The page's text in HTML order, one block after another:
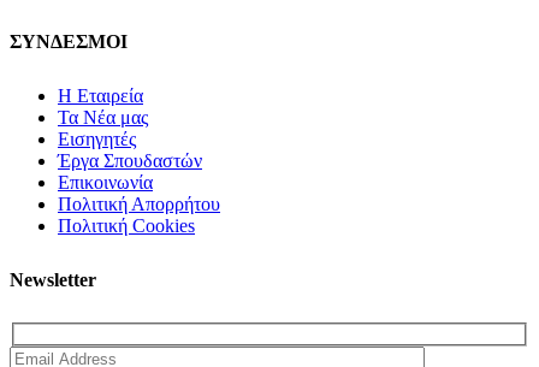
ΣΥΝΔΕΣΜΟΙ
Η Εταιρεία
Τα Νέα μας
Εισηγητές
Έργα Σπουδαστών
Επικοινωνία
Πολιτική Απορρήτου
Πολιτική Cookies
Newsletter